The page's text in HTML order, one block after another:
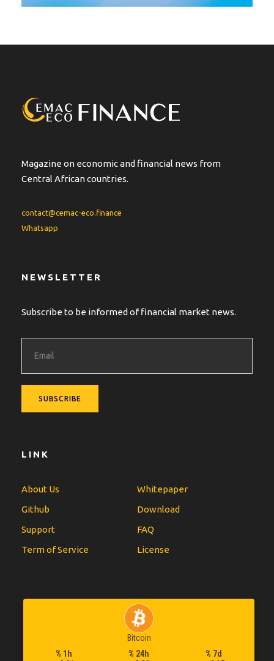
Magazine on economic and financial news from
Central African countries.
contact@cemac-eco.finance
Whatsapp
NEWSLETTER
Subscribe to be informed of financial market news.
LINK
About Us
Whitepaper
Github
Download
Support
FAQ
Term of Service
License
Bitcoin
% 1h
% 24h
% 7d